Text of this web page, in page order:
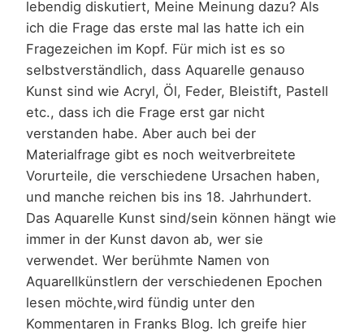
lebendig diskutiert, Meine Meinung dazu? Als
ich die Frage das erste mal las hatte ich ein
Fragezeichen im Kopf. Für mich ist es so
selbstverständlich, dass Aquarelle genauso
Kunst sind wie Acryl, Öl, Feder, Bleistift, Pastell
etc., dass ich die Frage erst gar nicht
verstanden habe. Aber auch bei der
Materialfrage gibt es noch weitverbreitete
Vorurteile, die verschiedene Ursachen haben,
und manche reichen bis ins 18. Jahrhundert.
Das Aquarelle Kunst sind/sein können hängt wie
immer in der Kunst davon ab, wer sie
verwendet. Wer berühmte Namen von
Aquarellkünstlern der verschiedenen Epochen
lesen möchte,wird fündig unter den
Kommentaren in Franks Blog. Ich greife hier